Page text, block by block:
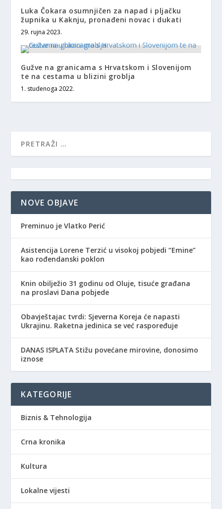
Luka Čokara osumnjičen za napad i pljačku
župnika u Kaknju, pronađeni novac i dukati
29. rujna 2023.
Gužve na granicama s Hrvatskom i Slovenijom
te na cestama u blizini groblja
1. studenoga 2022.
NOVE OBJAVE
Preminuo je Vlatko Perić
Asistencija Lorene Terzić u visokoj pobjedi “Emine”
kao rođendanski poklon
Knin obilježio 31 godinu od Oluje, tisuće građana
na proslavi Dana pobjede
Obavještajac tvrdi: Sjeverna Koreja će napasti
Ukrajinu. Raketna jedinica se već raspoređuje
DANAS ISPLATA Stižu povećane mirovine, donosimo
iznose
KATEGORIJE
Biznis & Tehnologija
Crna kronika
Kultura
Lokalne vijesti